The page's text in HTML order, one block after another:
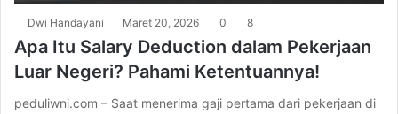
Dwi Handayani Maret 20, 2026 0 8
Apa Itu Salary Deduction dalam Pekerjaan
Luar Negeri? Pahami Ketentuannya!
peduliwni.com – Saat menerima gaji pertama dari pekerjaan di